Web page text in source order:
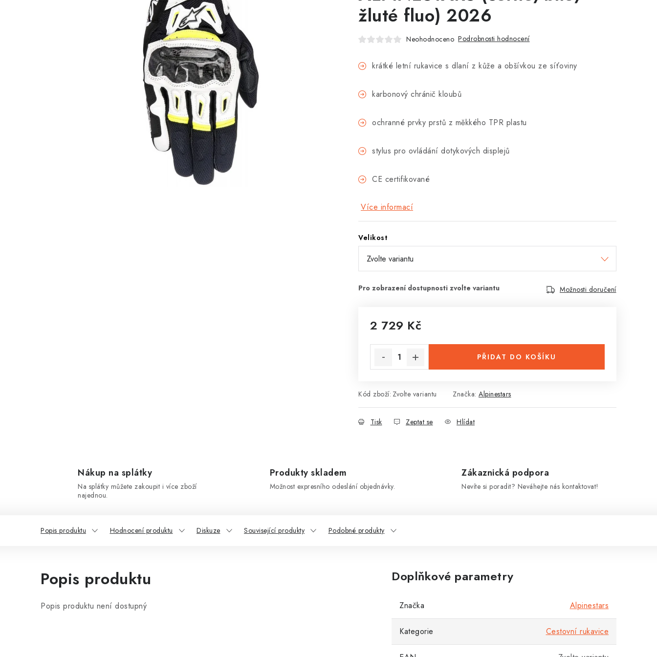
žluté fluo) 2026
Neohodnoceno Podrobnosti hodnocení
krátké letní rukavice s dlaní z kůže a obšívkou ze síťoviny
karbonový chránič kloubů
ochranné prvky prstů z měkkého TPR plastu
stylus pro ovládání dotykových displejů
CE certifikované
Více informací
Velikost
Možnosti doručení
2 729 Kč
PŘIDAT DO KOŠÍKU
Kód zboží: Zvolte variantu Značka: Alpinestars
Tisk Zeptat se Hlídat
Nákup na splátky
Na splátky můžete zakoupit i více zboží
najednou.
Produkty skladem
Možnost expresního odeslání objednávky.
Zákaznická podpora
Nevíte si poradit? Neváhejte nás kontaktovat!
Popis produktu Hodnocení produktu Diskuze Související produkty Podobné produkty
Popis produktu
Popis produktu není dostupný
Doplňkové parametry
Značka Alpinestars
Kategorie Cestovní rukavice